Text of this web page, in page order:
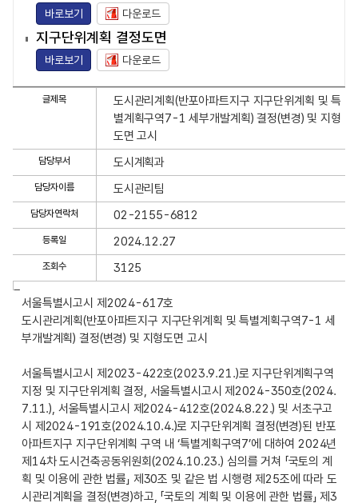
바로보기 다운로드
지구단위계획 결정도면
바로보기 다운로드
지
세
보
글제목
도시관리계획(반포아파트지구 지구단위계획 및 특
별계획구역7-1 세부개발계획) 결정(변경) 및 지형
도면 고시
담당부서 도시계획과
담당자이름 도시관리팀
담당자연락처 02-2155-6812
등록일 2024.12.27
조회수 3125
글
서울특별시고시 제2024-617호
도시관리계획(반포아파트지구 지구단위계획 및 특별계획구역7-1 세
부개발계획) 결정(변경) 및 지형도면 고시
서울특별시고시 제2023-422호(2023.9.21.)로 지구단위계획구역
지정 및 지구단위계획 결정, 서울특별시고시 제2024-350호(2024.
7.11.), 서울특별시고시 제2024-412호(2024.8.22.) 및 서초구고
시 제2024-191호(2024.10.4.)로 지구단위계획 결정(변경)된 반포
아파트지구 지구단위계획 구역 내 ‘특별계획구역7’에 대하여 2024년
제14차 도시건축공동위원회(2024.10.23.) 심의를 거쳐 「국토의 계
획 및 이용에 관한 법률」 제30조 및 같은 법 시행령 제25조에 따라 도
시관리계획을 결정(변경)하고, 「국토의 계획 및 이용에 관한 법률」 제3